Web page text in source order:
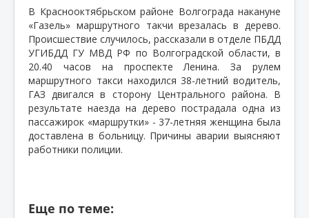
В Краснооктябрьском районе Волгограда накануне
«Газель» маршрутного такчи врезалась в дерево.
Происшествие случилось, рассказали в отделе ПБДД
УГИБДД ГУ МВД РФ по Волгоградской области, в
20.40 часов на проспекте Ленина. За рулем
маршрутного такси находился 38-летний водитель,
ГАЗ двигался в сторону Центрального района. В
результате наезда на дерево пострадала одна из
пассажирок «маршрутки» - 37-летняя женщина была
доставлена в больницу. Причины аварии выясняют
работники полиции.
Еще по теме: